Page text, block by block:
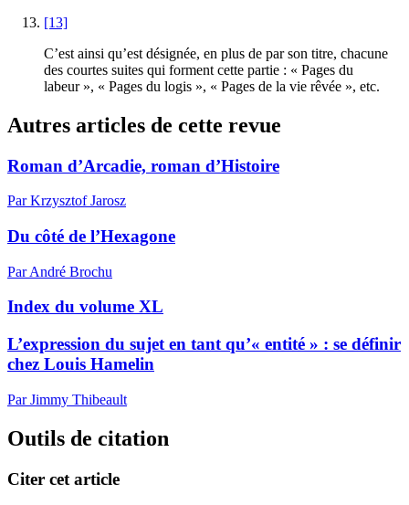
[13]
C’est ainsi qu’est désignée, en plus de par son titre, chacune
des courtes suites qui forment cette partie : « Pages du
labeur », « Pages du logis », « Pages de la vie rêvée », etc.
Autres articles de cette revue
Roman d’Arcadie, roman d’Histoire
Par Krzysztof Jarosz
Du côté de l’Hexagone
Par André Brochu
Index du volume XL
L’expression du sujet en tant qu’« entité » : se définir
chez Louis Hamelin
Par Jimmy Thibeault
Outils de citation
Citer cet article